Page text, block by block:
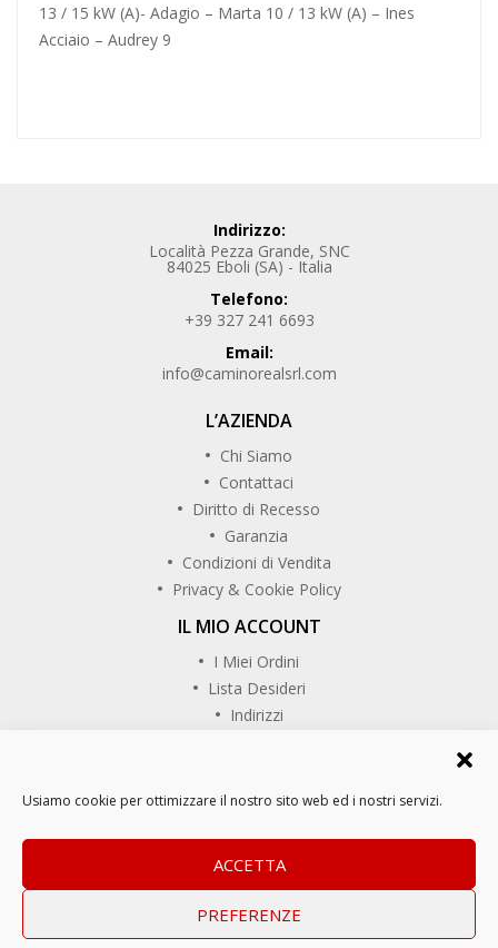
Usiamo cookie per ottimizzare il nostro sito web ed i nostri servizi.
ACCETTA
PREFERENZE
13 / 15 kW (A)- Adagio – Marta 10 / 13 kW (A) – Ines
Acciaio – Audrey 9
Indirizzo:
Località Pezza Grande, SNC
84025 Eboli (SA) - Italia
Telefono:
+39 327 241 6693
Email:
info@caminorealsrl.com
L’AZIENDA
Chi Siamo
Contattaci
Diritto di Recesso
Garanzia
Condizioni di Vendita
Privacy & Cookie Policy
IL MIO ACCOUNT
I Miei Ordini
Lista Desideri
Indirizzi